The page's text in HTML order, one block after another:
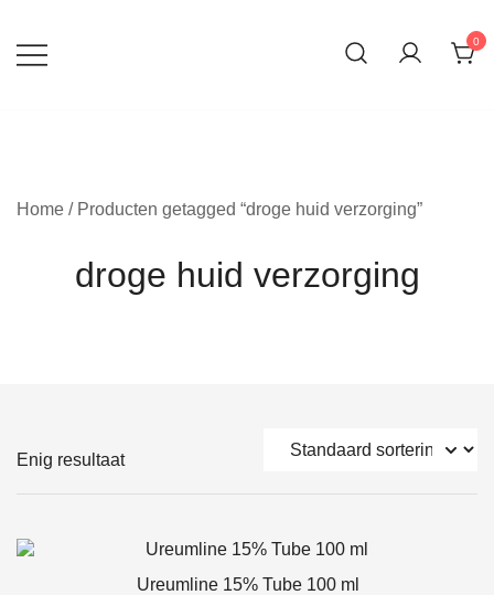
inhoud
0
Home / Producten getagged “droge huid verzorging”
droge huid verzorging
Enig resultaat
Ureumline 15% Tube 100 ml